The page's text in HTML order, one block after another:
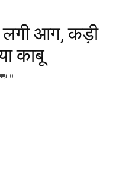
लगी आग, कड़ी
काबू
0